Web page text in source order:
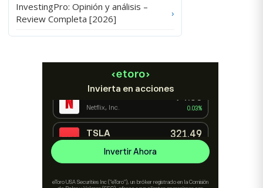
InvestingPro: Opinión y análisis –
Review Completa [2026]
›